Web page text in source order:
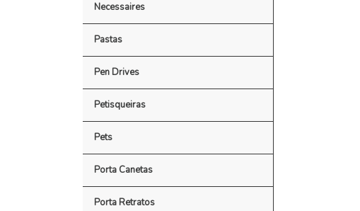
Necessaires
Pastas
Pen Drives
Petisqueiras
Pets
Porta Canetas
Porta Retratos